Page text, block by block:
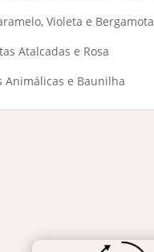
Violeta e Bergamota
Atalcadas e Rosa
Animálicas e Baunilha